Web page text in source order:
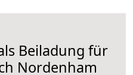
Beiladung für
Nordenham